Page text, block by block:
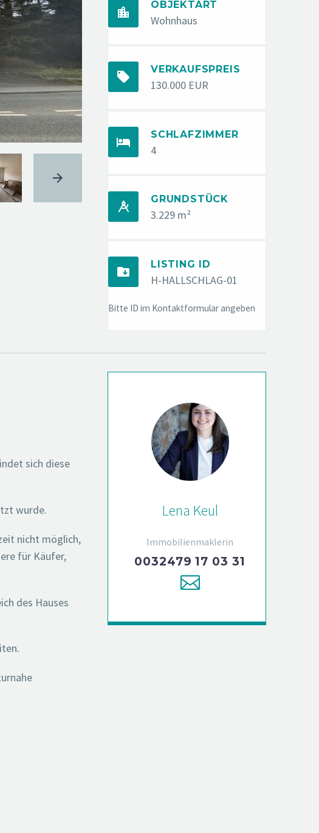


OBJEKTART
Wohnhaus


VERKAUFSPREIS
130.000 EUR


SCHLAFZIMMER
4


GRUNDSTÜCK
3.229 m²


LISTING ID
H-HALLSCHLAG-01
Bitte ID im Kontaktformular angeben
sich diese
wurde.
nicht möglich,
für Käufer,
des Hauses
Lena Keul
Immobilienmaklerin
0032479 17 03 31